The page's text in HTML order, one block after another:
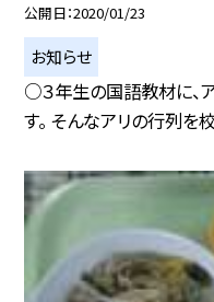
公開日 2020/01/23
お知らせ
○３年生の国語教材に、
す。 そんなアリの行列を